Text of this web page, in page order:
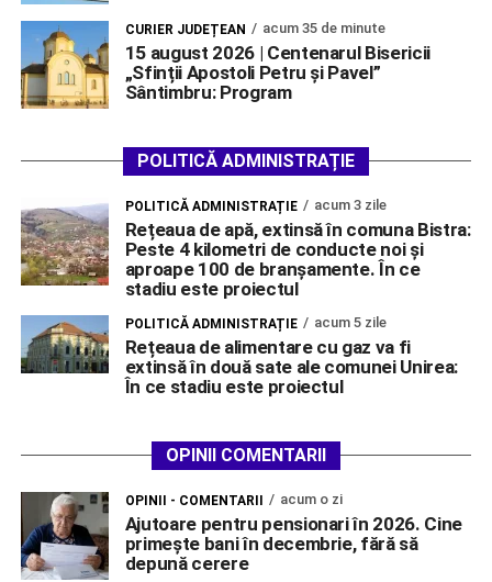
CURIER JUDEȚEAN acum 35 de minute
15 august 2026 | Centenarul Bisericii
„Sfinții Apostoli Petru și Pavel”
Sântimbru: Program
POLITICĂ ADMINISTRAȚIE
POLITICĂ ADMINISTRAȚIE acum 3 zile
Rețeaua de apă, extinsă în comuna Bistra:
Peste 4 kilometri de conducte noi și
aproape 100 de branșamente. În ce
stadiu este proiectul
POLITICĂ ADMINISTRAȚIE acum 5 zile
Rețeaua de alimentare cu gaz va fi
extinsă în două sate ale comunei Unirea:
În ce stadiu este proiectul
OPINII COMENTARII
OPINII - COMENTARII acum o zi
Ajutoare pentru pensionari în 2026. Cine
primește bani în decembrie, fără să
depună cerere